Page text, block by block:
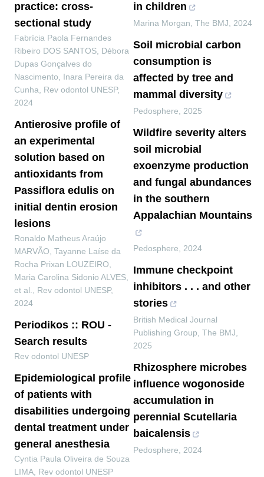
practice: cross-
sectional study
Fabrícia Paola Fernandes
Ribeiro DOS SANTOS, Débora
Dupas Gonçalves do
Nascimento, Inara Pereira da
Cunha
Rev odontol UNESP,
2024
Antierosive profile of
an experimental
solution based on
antioxidants from
Passiflora edulis on
initial dentin erosion
lesions
Ronaldo Matheus Araújo
MARVÃO, Tayanne Laíse da
Rocha Prixan LOUZEIRO,
Maria Carolina Sidonio ALVES,
et al.
Rev odontol UNESP,
2024
Periodikos :: ROU -
Search results
Rev odontol UNESP
Epidemiological profile
of patients with
disabilities undergoing
dental treatment under
general anesthesia
Cyntia Paula Oliveira de Souza
LIMA Rev odontol UNESP
in children
Marina Morgan The BMJ 2024
Soil microbial carbon
consumption is
affected by tree and
mammal diversity
Pedosphere 2025
Wildfire severity alters
soil microbial
exoenzyme production
and fungal abundances
in the southern
Appalachian Mountains
Pedosphere 2024
Immune checkpoint
inhibitors . . . and other
stories
British Medical Journal
Publishing Group The BMJ
2025
Rhizosphere microbes
influence wogonoside
accumulation in
perennial Scutellaria
baicalensis
Pedosphere 2024